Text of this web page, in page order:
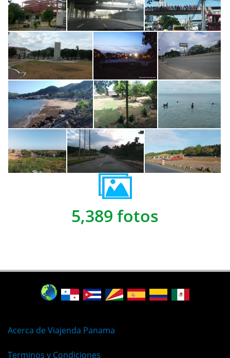
5,389 fotos
Acerca de Viajenda Panama
Terminos y Condiciones